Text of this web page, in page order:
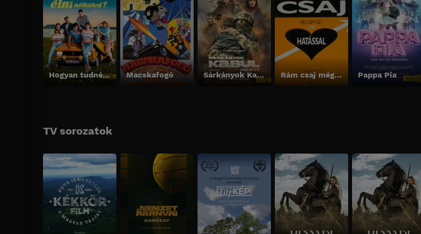
Hogyan tudnék élni nélküled? Macskafogó Sárkányok Kabul felett Rám csaj még nem volt ilyen hatással Pappa Pia
TV sorozatok